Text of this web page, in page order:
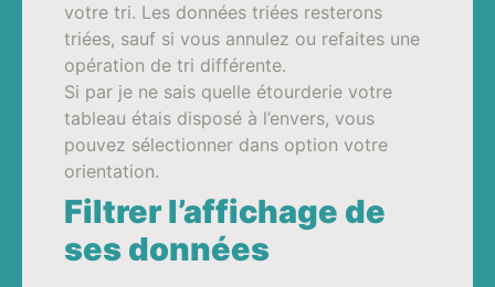
votre tri. Les données triées resterons
triées, sauf si vous annulez ou refaites une
opération de tri différente.
Si par je ne sais quelle étourderie votre
tableau étais disposé à l’envers, vous
pouvez sélectionner dans option votre
orientation.
Filtrer l’affichage de
ses données